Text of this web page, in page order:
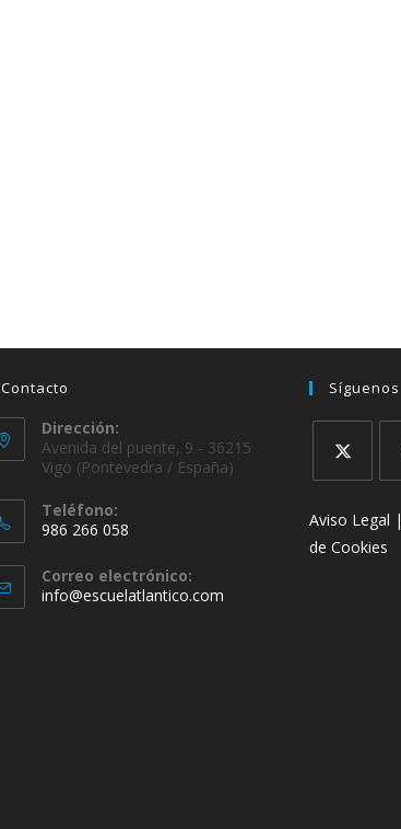
Contacto
Dirección:
Avenida del puente, 9 - 36215
Vigo (Pontevedra / España)
Teléfono:
986 266 058
Correo electrónico:
info@escuelatlantico.com
Síguenos
Aviso Legal |
de Cookies